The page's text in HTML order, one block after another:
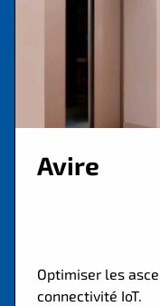
Avire
Optimiser les
connectivité IoT.